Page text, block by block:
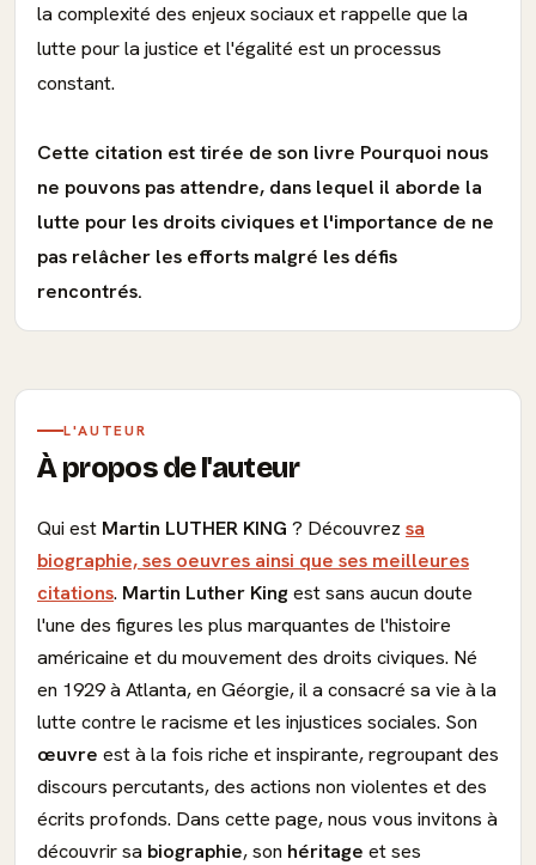
la complexité des enjeux sociaux et rappelle que la
lutte pour la justice et l'égalité est un processus
constant.
Cette citation est tirée de son livre Pourquoi nous
ne pouvons pas attendre, dans lequel il aborde la
lutte pour les droits civiques et l'importance de ne
pas relâcher les efforts malgré les défis
rencontrés.
L'AUTEUR
À propos de l'auteur
Qui est Martin LUTHER KING ? Découvrez sa
biographie, ses oeuvres ainsi que ses meilleures
citations. Martin Luther Kingest sans aucun doute
l'une des figures les plus marquantes de l'histoire
américaine et du mouvement des droits civiques. Né
en 1929 à Atlanta, en Géorgie, il a consacré sa vie à la
lutte contre le racisme et les injustices sociales. Son
œuvre est à la fois riche et inspirante, regroupant des
discours percutants, des actions non violentes et des
écrits profonds. Dans cette page, nous vous invitons à
découvrir sa biographie, son héritage et ses